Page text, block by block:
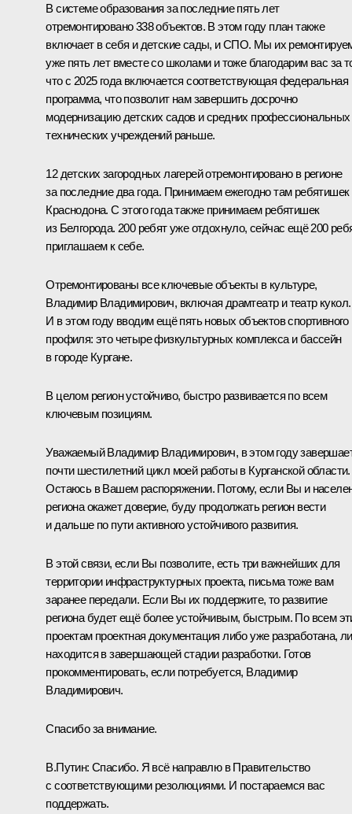
В системе образования за последние пять лет
отремонтировано 338 объектов. В этом году план также
включает в себя и детские сады, и СПО. Мы их
уже пять лет вместе со школами и тоже благодарим вас за
что с 2025 года включается соответствующая федеральная
программа, что позволит нам завершить досрочно
модернизацию детских садов и средних профессиональных
технических учреждений раньше.
12 детских загородных лагерей отремонтировано в регионе
за последние два года. Принимаем ежегодно там ребятишек
Краснодона. С этого года также принимаем ребятишек
из Белгорода. 200 ребят уже отдохнуло, сейчас ещё 200
приглашаем к себе.
Отремонтированы все ключевые объекты в культуре,
Владимир Владимирович, включая драмтеатр и театр кукол.
И в этом году вводим ещё пять новых объектов спортивного
профиля: это четыре физкультурных комплекса и бассейн
в городе Кургане.
В целом регион устойчиво, быстро развивается по всем
ключевым позициям.
Уважаемый Владимир Владимирович, в этом году
почти шестилетний цикл моей работы в Курганской области.
Остаюсь в Вашем распоряжении. Потому, если Вы и
региона окажет доверие, буду продолжать регион вести
и дальше по пути активного устойчивого развития.
В этой связи, если Вы позволите, есть три важнейших для
территории инфраструктурных проекта, письма тоже вам
заранее передали. Если Вы их поддержите, то развитие
региона будет ещё более устойчивым, быстрым. По всем
проектам проектная документация либо уже разработана,
находится в завершающей стадии разработки. Готов
прокомментировать, если потребуется, Владимир
Владимирович.
Спасибо за внимание.
В.Путин: Спасибо. Я всё направлю в Правительство
с соответствующими резолюциями. И постараемся вас
поддержать.